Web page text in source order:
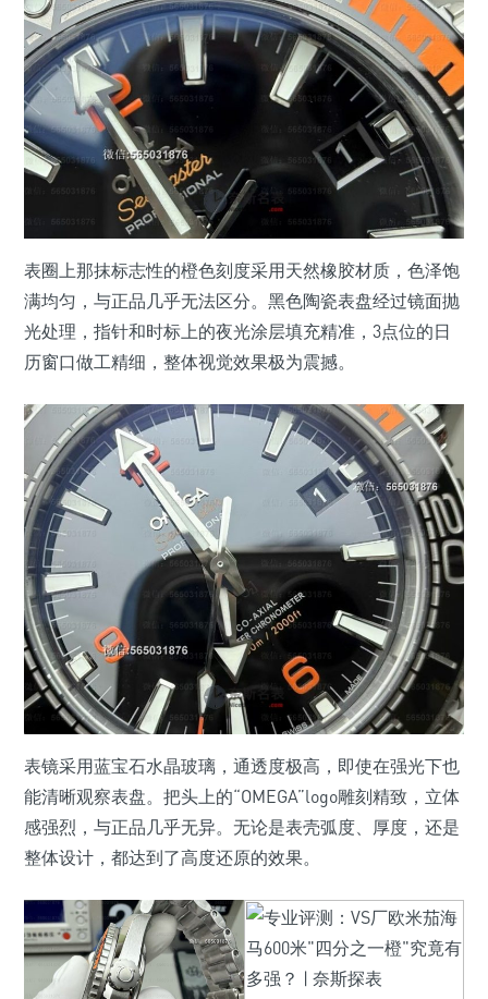
表圈上那抹标志性的橙色刻度采用天然橡胶材质，色泽饱
满均匀，与正品几乎无法区分。黑色陶瓷表盘经过镜面抛
光处理，指针和时标上的夜光涂层填充精准，3点位的日
历窗口做工精细，整体视觉效果极为震撼。
表镜采用蓝宝石水晶玻璃，通透度极高，即使在强光下也
能清晰观察表盘。把头上的“OMEGA”logo雕刻精致，立体
感强烈，与正品几乎无异。无论是表壳弧度、厚度，还是
整体设计，都达到了高度还原的效果。